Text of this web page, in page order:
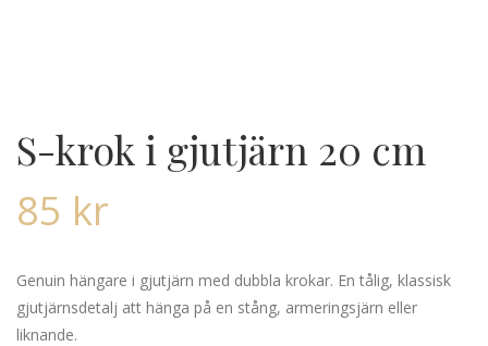
S-krok i gjutjärn 20 cm
85 kr
Genuin hängare i gjutjärn med dubbla krokar. En tålig, klassisk
gjutjärnsdetalj att hänga på en stång, armeringsjärn eller
liknande.